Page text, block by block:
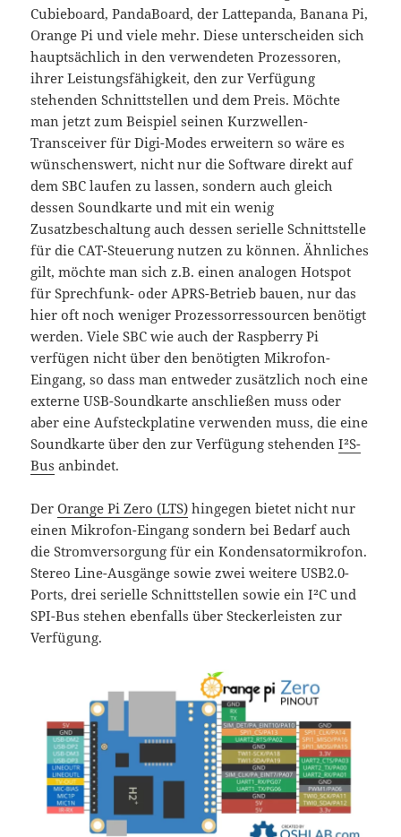
Cubieboard, PandaBoard, der Lattepanda, Banana Pi,
Orange Pi und viele mehr. Diese unterscheiden sich
hauptsächlich in den verwendeten Prozessoren,
ihrer Leistungsfähigkeit, den zur Verfügung
stehenden Schnittstellen und dem Preis. Möchte
man jetzt zum Beispiel seinen Kurzwellen-
Transceiver für Digi-Modes erweitern so wäre es
wünschenswert, nicht nur die Software direkt auf
dem SBC laufen zu lassen, sondern auch gleich
dessen Soundkarte und mit ein wenig
Zusatzbeschaltung auch dessen serielle Schnittstelle
für die CAT-Steuerung nutzen zu können. Ähnliches
gilt, möchte man sich z.B. einen analogen Hotspot
für Sprechfunk- oder APRS-Betrieb bauen, nur das
hier oft noch weniger Prozessorressourcen benötigt
werden. Viele SBC wie auch der Raspberry Pi
verfügen nicht über den benötigten Mikrofon-
Eingang, so dass man entweder zusätzlich noch eine
externe USB-Soundkarte anschließen muss oder
aber eine Aufsteckplatine verwenden muss, die eine
Soundkarte über den zur Verfügung stehendenI²S-
Bus anbindet.
DerOrange Pi Zero (LTS) hingegen bietet nicht nur
einen Mikrofon-Eingang sondern bei Bedarf auch
die Stromversorgung für ein Kondensatormikrofon.
Stereo Line-Ausgänge sowie zwei weitere USB2.0-
Ports, drei serielle Schnittstellen sowie ein I²C und
SPI-Bus stehen ebenfalls über Steckerleisten zur
Verfügung.